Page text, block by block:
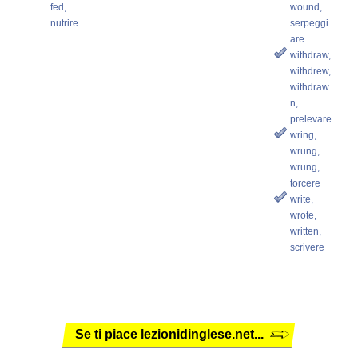
fed,
nutrire
wound,
serpeggi
are
withdraw,
withdrew,
withdraw
n,
prelevare
wring,
wrung,
wrung,
torcere
write,
wrote,
written,
scrivere
Se ti piace lezionidinglese.net...